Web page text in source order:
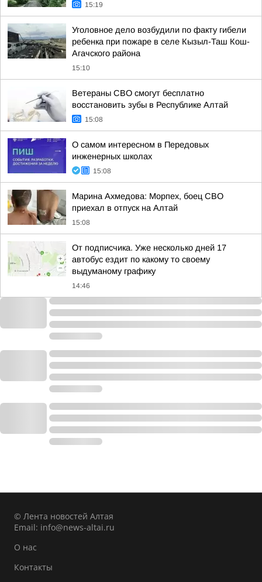
15:19
Уголовное дело возбудили по факту гибели
ребенка при пожаре в селе Кызыл-Таш Кош-
Агачского района
15:10
Ветераны СВО смогут бесплатно
восстановить зубы в Республике Алтай
15:08
О самом интересном в Передовых
инженерных школах
15:08
Марина Ахмедова: Морпех, боец СВО
приехал в отпуск на Алтай
15:08
От подписчика. Уже несколько дней 17
автобус ездит по какому то своему
выдуманому графику
14:46
© Лента новостей Алтая
Email: info@news-altai.ru
О нас
Контакты